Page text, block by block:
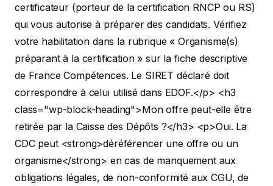
certificateur (porteur de la certification RNCP ou RS)
qui vous autorise à préparer des candidats. Vérifiez
votre habilitation dans la rubrique « Organisme(s)
préparant à la certification » sur la fiche descriptive
de France Compétences. Le SIRET déclaré doit
correspondre à celui utilisé dans EDOF.</p> <h3
class="wp-block-heading">Mon offre peut-elle être
retirée par la Caisse des Dépôts ?</h3> <p>Oui. La
CDC peut <strong>déréférencer une offre ou un
organisme</strong> en cas de manquement aux
obligations légales, de non-conformité aux CGU, de